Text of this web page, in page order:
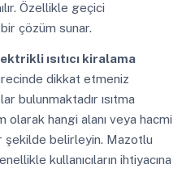
Özellikle geçici
çözüm sunar.
ısıtıcı kiralama
dikkat etmeniz
bulunmaktadır ısıtma
olarak hangi alanı veya hacmi
şekilde belirleyin. Mazotlu
kullanıcıların ihtiyacına